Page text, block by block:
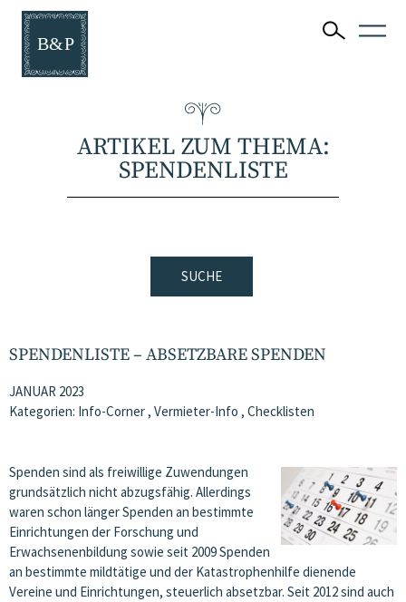
ARTIKEL ZUM THEMA:
SPENDENLISTE
SUCHE
SPENDENLISTE – ABSETZBARE SPENDEN
JANUAR 2023
Kategorien: Info-Corner, Vermieter-Info , Checklisten
Spenden sind als freiwillige Zuwendungen
grundsätzlich nicht abzugsfähig. Allerdings
waren schon länger Spenden an bestimmte
Einrichtungen der Forschung und
Erwachsenenbildung sowie seit 2009 Spenden
an bestimmte mildtätige und der Katastrophenhilfe dienende
Vereine und Einrichtungen, steuerlich absetzbar. Seit 2012 sind auch